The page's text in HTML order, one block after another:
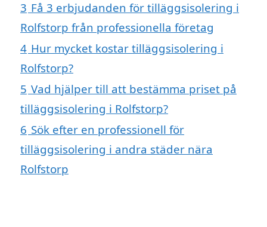
3 Få 3 erbjudanden för tilläggsisolering i
Rolfstorp från professionella företag
4 Hur mycket kostar tilläggsisolering i
Rolfstorp?
5 Vad hjälper till att bestämma priset på
tilläggsisolering i Rolfstorp?
6 Sök efter en professionell för
tilläggsisolering i andra städer nära
Rolfstorp